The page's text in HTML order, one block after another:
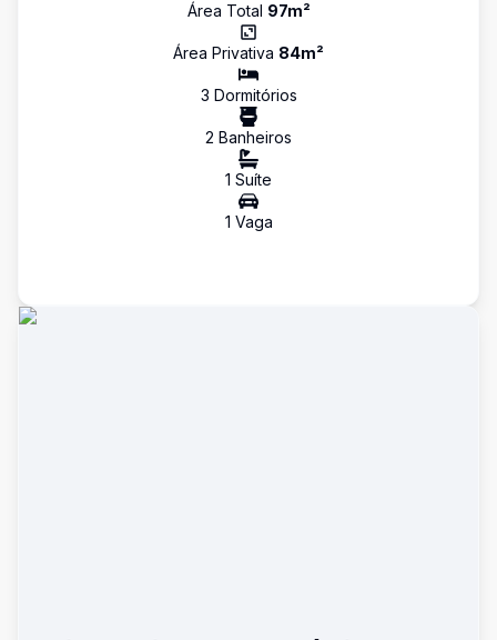
Área Total 97m²
Área Privativa 84m²
3 Dormitórios
2 Banheiros
1 Suíte
1 Vaga